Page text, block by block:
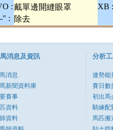
:戴單邊開縫眼罩
XB :
" : 除去
消息及資訊
消息
新聞資料庫
賽事
資料
資料
分析
速勢能
賽日數
初出馬
騎練配
馬匹搬